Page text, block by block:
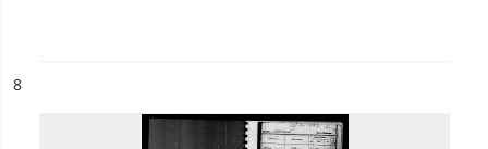
n°
8